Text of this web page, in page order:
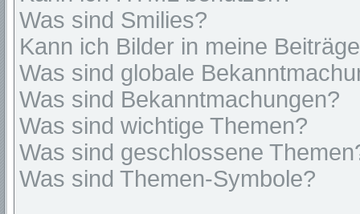
Was sind Smilies?
Kann ich Bilder in meine
Was sind globale
Was sind Bekanntmachungen?
Was sind wichtige Themen?
Was sind geschlossene
Was sind Themen-Symbole?